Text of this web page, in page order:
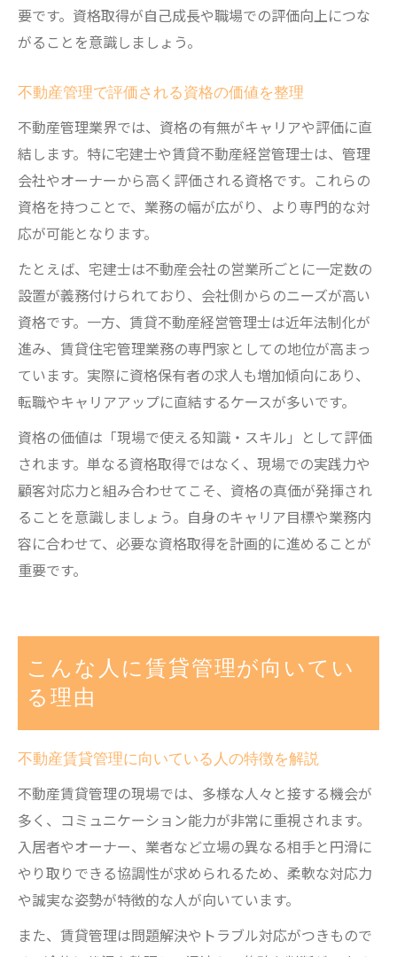
要です。資格取得が自己成長や職場での評価向上につな
がることを意識しましょう。
不動産管理で評価される資格の価値を整理
不動産管理業界では、資格の有無がキャリアや評価に直
結します。特に宅建士や賃貸不動産経営管理士は、管理
会社やオーナーから高く評価される資格です。これらの
資格を持つことで、業務の幅が広がり、より専門的な対
応が可能となります。
たとえば、宅建士は不動産会社の営業所ごとに一定数の
設置が義務付けられており、会社側からのニーズが高い
資格です。一方、賃貸不動産経営管理士は近年法制化が
進み、賃貸住宅管理業務の専門家としての地位が高まっ
ています。実際に資格保有者の求人も増加傾向にあり、
転職やキャリアアップに直結するケースが多いです。
資格の価値は「現場で使える知識・スキル」として評価
されます。単なる資格取得ではなく、現場での実践力や
顧客対応力と組み合わせてこそ、資格の真価が発揮され
ることを意識しましょう。自身のキャリア目標や業務内
容に合わせて、必要な資格取得を計画的に進めることが
重要です。
こんな人に賃貸管理が向いてい
る理由
不動産賃貸管理に向いている人の特徴を解説
不動産賃貸管理の現場では、多様な人々と接する機会が
多く、コミュニケーション能力が非常に重視されます。
入居者やオーナー、業者など立場の異なる相手と円滑に
やり取りできる協調性が求められるため、柔軟な対応力
や誠実な姿勢が特徴的な人が向いています。
また、賃貸管理は問題解決やトラブル対応がつきもので